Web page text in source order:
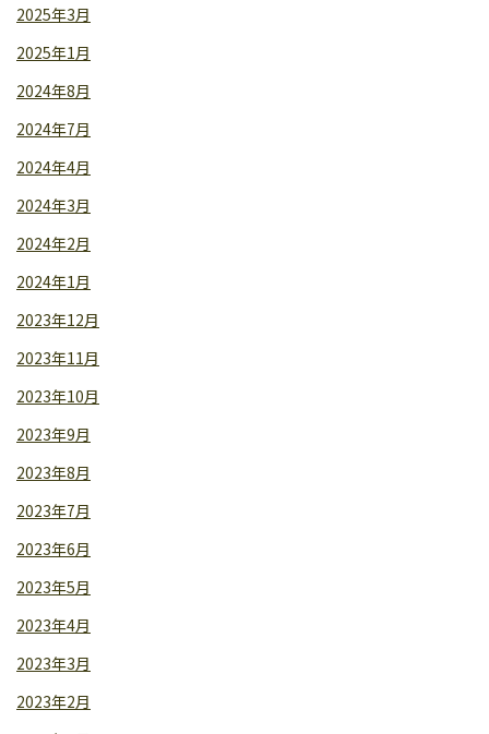
2025年3月
2025年1月
2024年8月
2024年7月
2024年4月
2024年3月
2024年2月
2024年1月
2023年12月
2023年11月
2023年10月
2023年9月
2023年8月
2023年7月
2023年6月
2023年5月
2023年4月
2023年3月
2023年2月